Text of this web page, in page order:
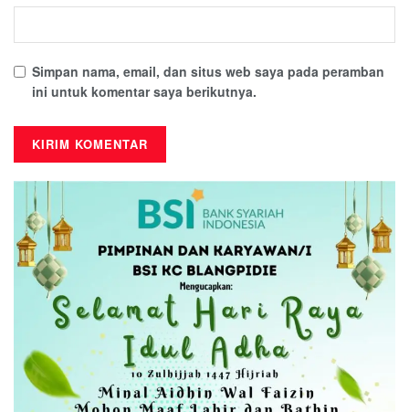
Simpan nama, email, dan situs web saya pada peramban
ini untuk komentar saya berikutnya.